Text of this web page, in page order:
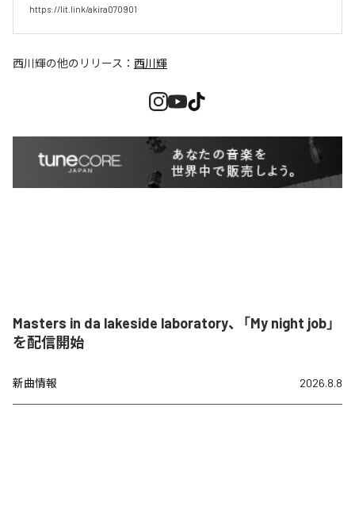
https://lit.link/akira070901
西川輝の他のリリース： 西川輝
Masters in da lakeside laboratory、「My night job」
を配信開始
新曲情報 2026.8.8